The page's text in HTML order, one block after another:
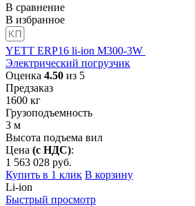
В сравнение
В избранное
YETT ERP16 li-ion M300-3W
Электрический погрузчик
Оценка 4.50 из 5
Предзаказ
1600 кг
Грузоподъемность
3 м
Высота подъема вил
Цена (с НДС):
1 563 028 руб.
Купить в 1 клик В корзину
Li-ion
Быстрый просмотр